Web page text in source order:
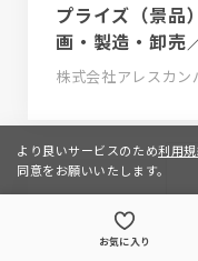
お気に入り
プライズ（景品
画・製造・卸売
株式会社アレスカン
より良いサービスのため利用
同意をお願いいたします。